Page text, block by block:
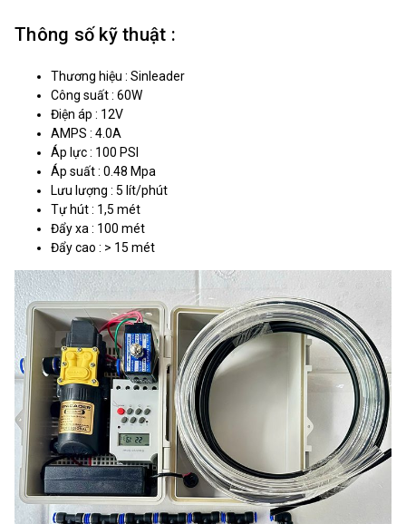
Thông số kỹ thuật :
Thương hiệu : Sinleader
Công suất : 60W
Điện áp : 12V
AMPS : 4.0A
Áp lực : 100 PSI
Áp suất : 0.48 Mpa
Lưu lượng : 5 lít/phút
Tự hút : 1,5 mét
Đẩy xa : 100 mét
Đẩy cao : > 15 mét